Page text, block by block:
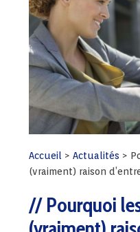
Accueil >Actualités >
(vraiment) raison
Pourquoi